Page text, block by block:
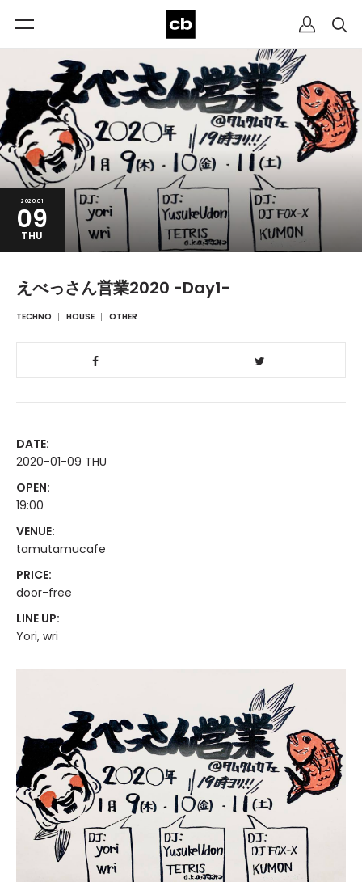
2020.01
09
THU
えべっさん営業2020 -Day1-
TECHNO HOUSE OTHER
DATE:
2020-01-09 THU
OPEN:
19:00
VENUE:
tamutamucafe
PRICE:
door-free
LINE UP:
Yori, wri